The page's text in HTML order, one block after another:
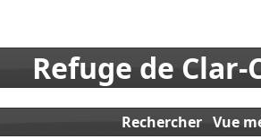
Refuge de Clar-
Rechercher Vue